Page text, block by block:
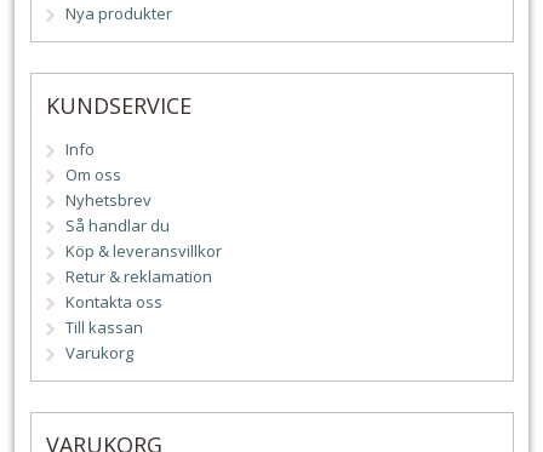
Nya produkter
KUNDSERVICE
Info
Om oss
Nyhetsbrev
Så handlar du
Köp & leveransvillkor
Retur & reklamation
Kontakta oss
Till kassan
Varukorg
VARUKORG